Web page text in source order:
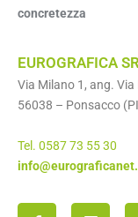
concretezza
EUROGRAFICA
Via Milano 1, ang. Via
56038 – Ponsacco
Tel. 0587 73 55 30